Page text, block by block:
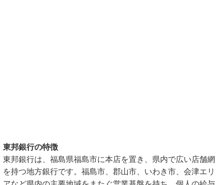
東邦銀行の特徴
東邦銀行は、福島県福島市に本店を置き、県内で広い店舗網
を持つ地方銀行です。福島市、郡山市、いわき市、会津エリ